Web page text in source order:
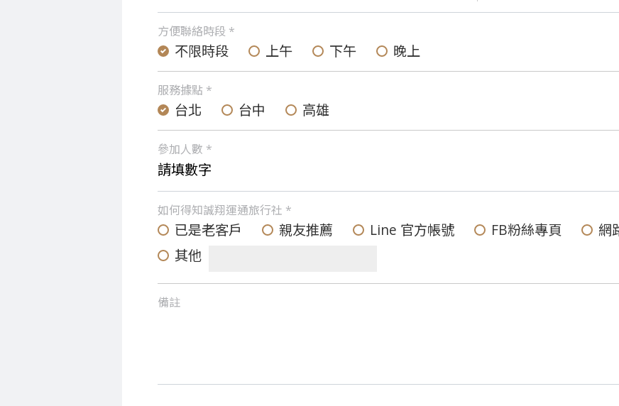
方便聯絡時段 *
不限時段 上午 下午 晚上
服務據點 *
台北 台中 高雄
參加人數 *
如何得知誠翔運通旅行社 *
已是老客戶 親友推薦 Line 官方帳號 FB粉絲專頁 網
其他
備註